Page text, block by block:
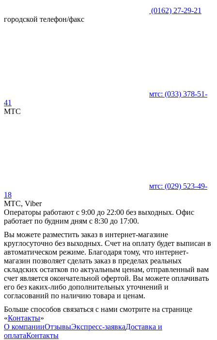
(0162) 27-29-21
городской телефон/факс
мтс: (033) 378-51-
41
MTC
мтс: (029) 523-49-
18
MTC, Viber
Операторы работают с 9:00 до 22:00 без выходных. Офис
работает по будним дням с 8:30 до 17:00.
Вы можете разместить заказ в интернет-магазине
круглосуточно без выходных. Счет на оплату будет выписан в
автоматическом режиме. Благодаря тому, что интернет-
магазин позволяет сделать заказ в пределах реальных
складских остатков по актуальным ценам, отправленный вам
счет является окончательной офертой. Вы можете оплачивать
его без каких-либо дополнительных уточнений и
согласований по наличию товара и ценам.
Больше способов связаться с нами смотрите на странице
«Контакты»
О компанииОтзывыЭкспресс-заявкаДоставка и
оплатаКонтакты